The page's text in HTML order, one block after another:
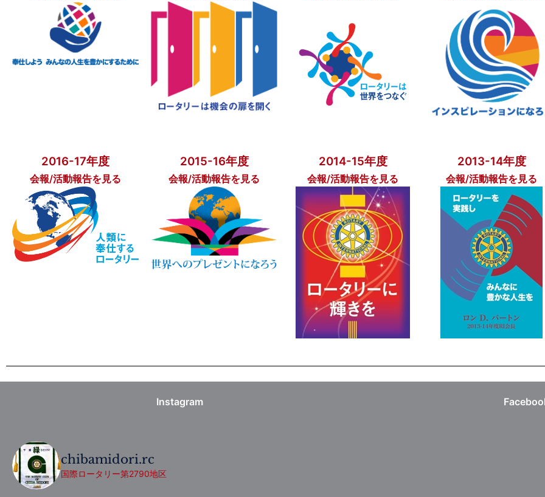
2016-17年度
会報/活動報告を見る
2015-16年度
会報/活動報告を見る
2014-15年度
会報/活動報告を見る
2013-14年度
会報/活動報告を見る
Instagram
chibamidori.rc
国際ロータリー第2790地区